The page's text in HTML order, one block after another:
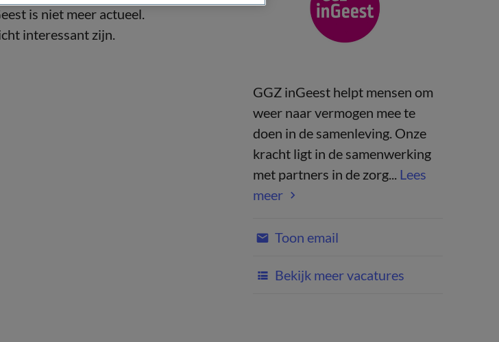
is niet meer actueel.
interessant zijn.
GGZ inGeest helpt mensen om
weer naar vermogen mee te
doen in de samenleving. Onze
kracht ligt in de samenwerking
met partners in de zorg... Lees
meer
Toon email
Bekijk meer vacatures